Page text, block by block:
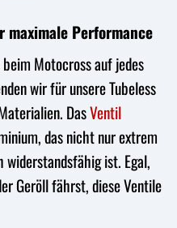
Performance
Motocross auf jedes
wir für unsere Tubeless
DasVentil
das nicht nur extrem
ist. Egal,
Geröll fährst, diese Ventile